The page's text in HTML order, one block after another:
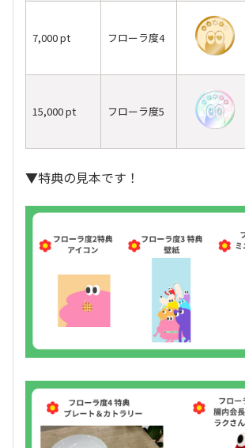
7,000 pt フローラ度4
15,000 pt フローラ度5
▼特典の見本です！